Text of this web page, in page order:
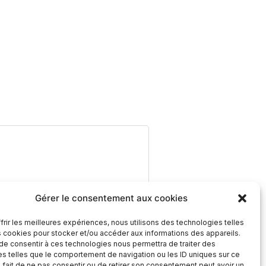
Gérer le consentement aux cookies
les meilleures expériences, nous utilisons des technologies telles
cookies pour stocker et/ou accéder aux informations des appareils.
consentir à ces technologies nous permettra de traiter des
telles que le comportement de navigation ou les ID uniques sur ce